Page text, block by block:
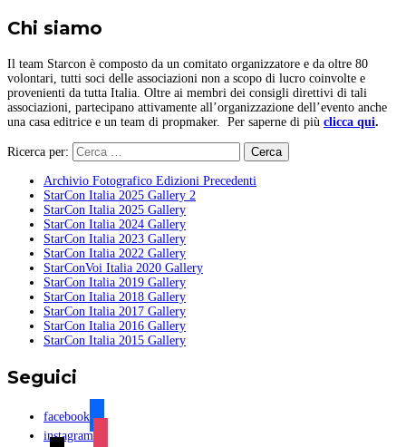
Chi siamo
Il team Starcon è composto da un comitato organizzatore e da oltre 80
volontari, tutti soci delle associazioni non a scopo di lucro coinvolte e
provenienti da tutta Italia. Oltre ai membri dei consigli direttivi di tali
associazioni, partecipano attivamente all’organizzazione dell’evento anche
una casa editrice e un team di propmaker. Per saperne di più clicca qui.
Ricerca per:
Archivio Fotografico Edizioni Precedenti
StarCon Italia 2025 Gallery 2
StarCon Italia 2025 Gallery
StarCon Italia 2024 Gallery
StarCon Italia 2023 Gallery
StarCon Italia 2022 Gallery
StarConVoi Italia 2020 Gallery
StarCon Italia 2019 Gallery
StarCon Italia 2018 Gallery
StarCon Italia 2017 Gallery
StarCon Italia 2016 Gallery
StarCon Italia 2015 Gallery
Seguici
facebook
instagram